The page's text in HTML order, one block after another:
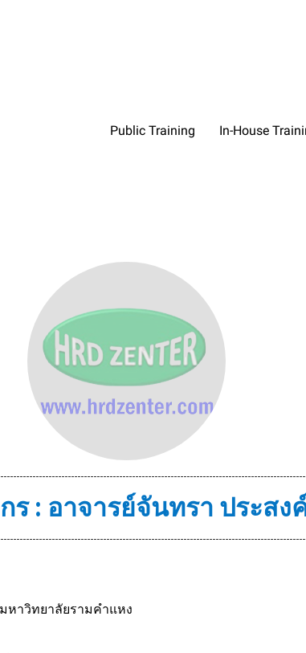
Public Training In-House
ร : อาจารย์จันทรา ประสง
าวิทยาลัยรามคำแหง